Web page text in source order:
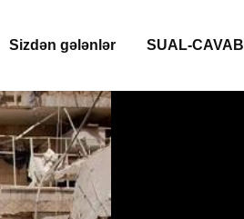
Sizdən gələnlər SUAL-CAVAB